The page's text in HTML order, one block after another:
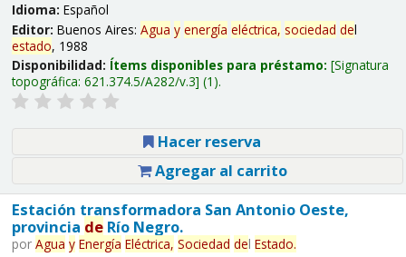
Idioma: Español
Editor: Buenos Aires: Agua y energía eléctrica, sociedad del
estado, 1988
Disponibilidad: Ítems disponibles para préstamo: Signatura
topográfica: 621.374.5/A282/v.3 (1).
Hacer reserva
Agregar al carrito
Estación transformadora San Antonio Oeste,
provincia deRío Negro.
por Agua y Energía Eléctrica, Sociedad del Estado.